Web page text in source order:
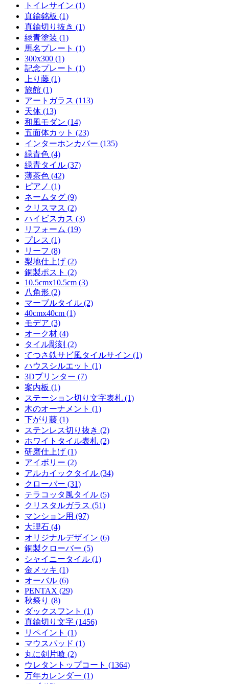
トイレサイン (1)
真鍮銘板 (1)
真鍮切り抜き (1)
緑青塗装 (1)
馬名プレート (1)
300x300 (1)
記念プレート (1)
上り藤 (1)
旅館 (1)
アートガラス (113)
天体 (13)
和風モダン (14)
五面体カット (23)
インターホンカバー (135)
緑青色 (4)
緑青タイル (37)
薄茶色 (42)
ピアノ (1)
ネームタグ (9)
クリスマス (2)
ハイビスカス (3)
リフォーム (19)
プレス (1)
リーフ (8)
梨地仕上げ (2)
銅製ポスト (2)
10.5cmx10.5cm (3)
八角形 (2)
マーブルタイル (2)
40cmx40cm (1)
モデア (3)
オーク材 (4)
タイル彫刻 (2)
てつさ鉄サビ風タイルサイン (1)
ハウスシルエット (1)
3Dプリンター (7)
案内板 (1)
ステーション切り文字表札 (1)
木のオーナメント (1)
下がり藤 (1)
ステンレス切り抜き (2)
ホワイトタイル表札 (2)
研磨仕上げ (1)
アイボリー (2)
アルカイックタイル (34)
クローバー (31)
テラコッタ風タイル (5)
クリスタルガラス (51)
マンション用 (97)
大理石 (4)
オリジナルデザイン (6)
銅製クローバー (5)
シャイニータイル (1)
金メッキ (1)
オーバル (6)
PENTAX (29)
秋祭り (8)
ダックスフント (1)
真鍮切り文字 (1456)
リペイント (1)
マウスパッド (1)
丸に剣片喰 (2)
ウレタントップコート (1364)
万年カレンダー (1)